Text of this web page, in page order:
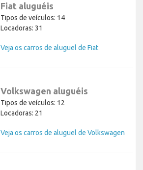
Fiat aluguéis
Tipos de veículos: 14
Locadoras: 31
Veja os carros de aluguel de Fiat
Volkswagen aluguéis
Tipos de veículos: 12
Locadoras: 21
Veja os carros de aluguel de Volkswagen